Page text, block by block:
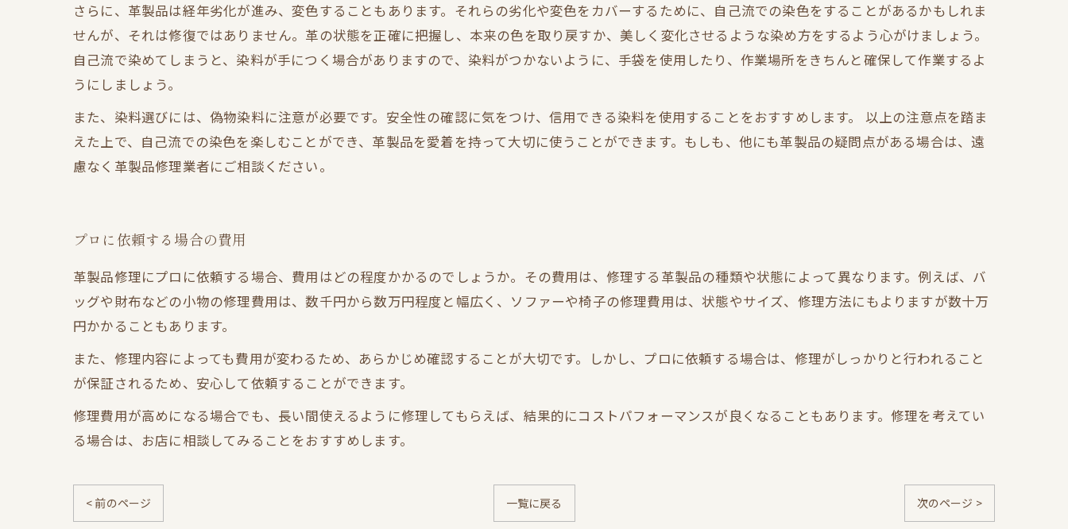
さらに、革製品は経年劣化が進み、変色することもあります。それらの劣化や変色をカバーするために、自己流での染色をすることがあるかもしれま
せんが、それは修復ではありません。革の状態を正確に把握し、本来の色を取り戻すか、美しく変化させるような染め方をするよう心がけましょう。
自己流で染めてしまうと、染料が手につく場合がありますので、染料がつかないように、手袋を使用したり、作業場所をきちんと確保して作業するよ
うにしましょう。
また、染料選びには、偽物染料に注意が必要です。安全性の確認に気をつけ、信用できる染料を使用することをおすすめします。 以上の注意点を踏ま
えた上で、自己流での染色を楽しむことができ、革製品を愛着を持って大切に使うことができます。もしも、他にも革製品の疑問点がある場合は、遠
慮なく革製品修理業者にご相談ください。
プロに依頼する場合の費用
革製品修理にプロに依頼する場合、費用はどの程度かかるのでしょうか。その費用は、修理する革製品の種類や状態によって異なります。例えば、バ
ッグや財布などの小物の修理費用は、数千円から数万円程度と幅広く、ソファーや椅子の修理費用は、状態やサイズ、修理方法にもよりますが数十万
円かかることもあります。
また、修理内容によっても費用が変わるため、あらかじめ確認することが大切です。しかし、プロに依頼する場合は、修理がしっかりと行われること
が保証されるため、安心して依頼することができます。
修理費用が高めになる場合でも、長い間使えるように修理してもらえば、結果的にコストパフォーマンスが良くなることもあります。修理を考えてい
る場合は、お店に相談してみることをおすすめします。
< 前のページ 一覧に戻る 次のページ >